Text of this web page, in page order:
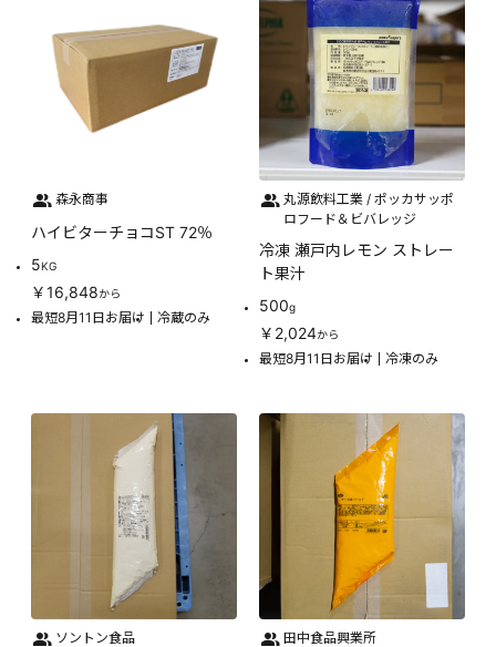
森永商事
ハイビターチョコST 72％
5KG
￥16,848から
最短8月11日お届け 冷蔵のみ
丸源飲料工業 / ポッカサッポ
ロフード＆ビバレッジ
冷凍 瀬戸内レモン ストレー
ト果汁
500g
￥2,024から
最短8月11日お届け 冷凍のみ
ソントン食品 田中食品興業所